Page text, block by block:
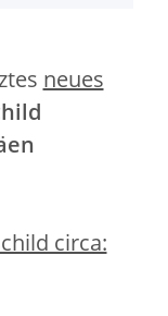
neues
circa: